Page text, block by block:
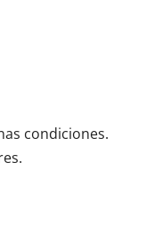
condiciones.